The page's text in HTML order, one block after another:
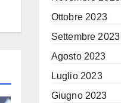
Ottobre 2023
Settembre 2023
Agosto 2023
Luglio 2023
Giugno 2023